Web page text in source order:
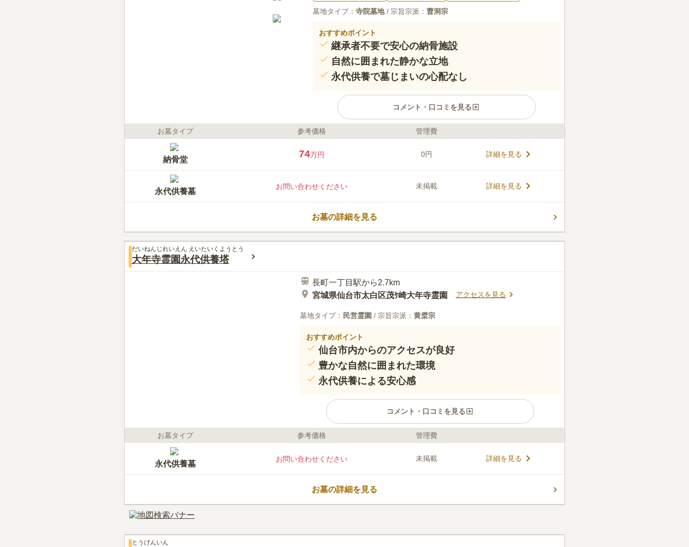
墓地タイプ： 寺院墓地/ 宗旨宗派： 曹洞宗
おすすめポイント
継承者不要で安心の納骨施設
自然に囲まれた静かな立地
永代供養で墓じまいの心配なし
コメント・口コミを見る
ライフドット編集部のコメント
墓。ご家族での利用が可能で、管理費は無料。宗教不問で、ど
なたでもご納骨いただけるのが特徴です。自然に囲まれた閑静
供養が可能なので、墓じまいの心配もなく、故人を永代にわた
って供養できます。
口コミ評価
この霊園はまだ誰からも評価されていません。
お墓タイプ 参考価格 管理費
納骨堂
74万円 0円 詳細を見る
永代供養墓
お問い合わせください 未掲載 詳細を見る
お墓の詳細を見る
だいねんじれいえん えいたいくようとう
大年寺霊園永代供養塔
長町一丁目駅から2.7km
宮城県仙台市太白区茂ｹ崎大年寺霊園
アクセスを見る
墓地タイプ： 民営霊園 / 宗旨宗派： 黄檗宗
おすすめポイント
仙台市内からのアクセスが良好
豊かな自然に囲まれた環境
永代供養による安心感
コメント・口コミを見る
口コミ評価
お墓タイプ 参考価格 管理費
永代供養墓
お問い合わせください 未掲載 詳細を見る
お墓の詳細を見る
とうげんいん